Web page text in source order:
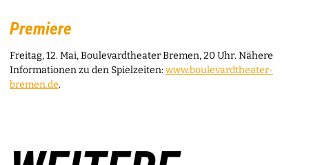
Premiere
Freitag, 12. Mai, Boulevardtheater Bremen, 20 Uhr. Nähere
Informationen zu den Spielzeiten:www.boulevardtheater-
bremen.de.